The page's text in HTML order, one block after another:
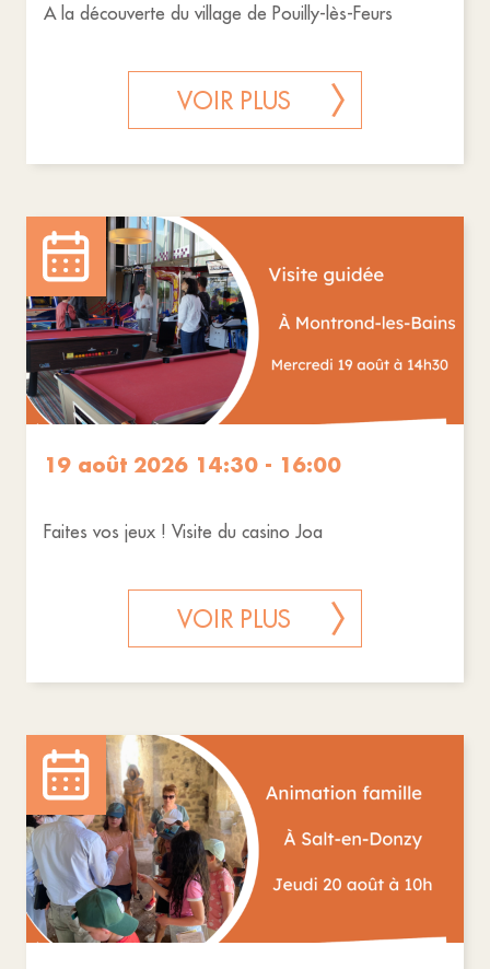
A la découverte du village de Pouilly-lès-Feurs
VOIR PLUS
19 août 2026 14:30 - 16:00
Faites vos jeux ! Visite du casino Joa
VOIR PLUS